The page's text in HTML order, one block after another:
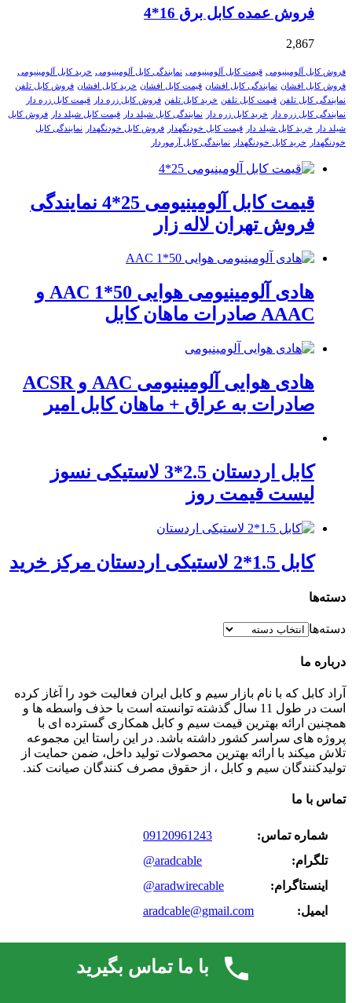
فروش عمده کابل برق 16*4
2,867
فروش کابل آلومینیومی قیمت کابل آلومینیومی نمایندگی کابل آلومینیومی خرید کابل آلومینیومی
فروش کابل افشان نمایندگی کابل افشان قیمت کابل افشان خرید کابل افشان فروش کابل تلفن
نمایندگی کابل تلفن قیمت کابل تلفن خرید کابل تلفن فروش کابل زره دار
قیمت کابل زره دار
نمایندگی کابل زره دار
خرید کابل زره دار نمایندگی کابل شیلد دار قیمت کابل شیلد دار
فروش کابل
شیلد دار
خرید کابل شیلد دار قیمت کابل خودنگهدار فروش کابل خودنگهدار
نمایندگی کابل
خودنگهدار
خرید کابل خودنگهدار نمایندگی کابل آرموردار
قیمت کابل آلومینیومی 25*4 نمایندگی
فروش تهران لاله زار
هادی آلومینیومی هوایی 50*1 AAC و
AAAC صادرات ماهان کابل
هادی هوایی آلومینیومی AAC و ACSR
صادرات به عراق + ماهان کابل امیر
کابل اردستان 2.5*3 لاستیکی نسوز
لیست قیمت روز
کابل 1.5*2 لاستیکی اردستان مرکز خرید
دسته‌ها
دسته‌ها
درباره ما
آراد کابل که با نام بازار سیم و کابل ایران فعالیت خود را آغاز کرده
است در طول 11 سال گذشته توانسته است با حذف واسطه ها و
همچنین ارائه بهترین قیمت سیم و کابل همکاری گسترده ای با
پروژه های سراسر کشور داشته باشد. در این راستا این مجموعه
تلاش میکند با ارائه بهترین محصولات تولید داخل، ضمن حمایت از
تولیدکنندگان سیم و کابل ، از حقوق مصرف کنندگان صیانت کند.
تماس با ما
شماره تماس:
09120961243
تلگرام:
@aradcable
اینستاگرام:
@aradwirecable
ایمیل:
aradcable@gmail.com
با ما تماس بگیرید